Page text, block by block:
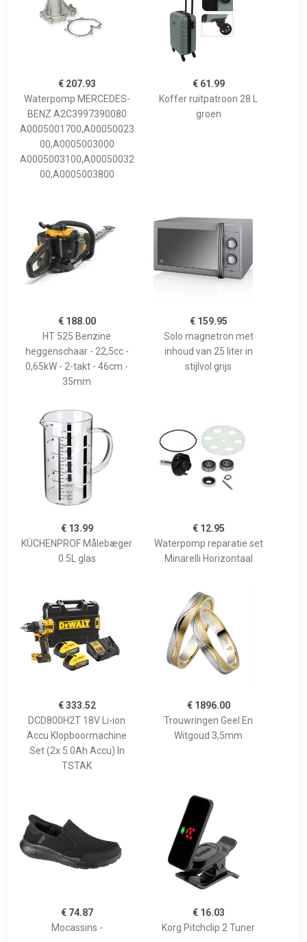
€ 207.93
Waterpomp MERCEDES-
BENZ A2C3997390080
A0005001700,A00050023
00,A0005003000
A0005003100,A00050032
00,A0005003800
€ 61.99
Koffer ruitpatroon 28 L
groen
€ 188.00
HT 525 Benzine
heggenschaar - 22,5cc -
0,65kW - 2-takt - 46cm -
35mm
€ 159.95
Solo magnetron met
inhoud van 25 liter in
stijlvol grijs
€ 13.99
KÜCHENPROF Målebæger
0.5L glas
€ 12.95
Waterpomp reparatie set
Minarelli Horizontaal
€ 333.52
DCD800H2T 18V Li-ion
Accu Klopboormachine
Set (2x 5.0Ah Accu) In
TSTAK
€ 1896.00
Trouwringen Geel En
Witgoud 3,5mm
€ 74.87
Mocassins -
€ 16.03
Korg Pitchclip 2 Tuner